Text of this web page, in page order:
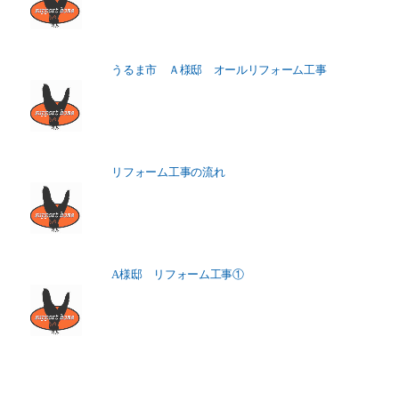
うるま市 Ａ様邸 オールリフォーム工事
リフォーム工事の流れ
A様邸 リフォーム工事①